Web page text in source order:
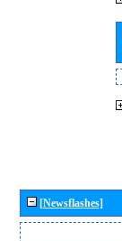
[Newsflashes]